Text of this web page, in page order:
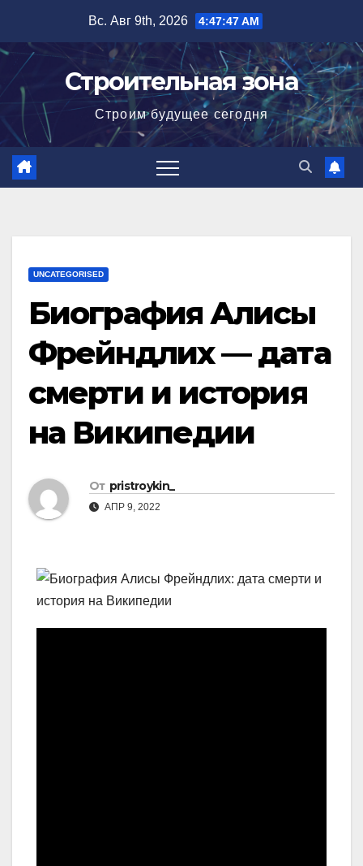
содержимому
Вс. Авг 9th, 2026 4:47:48 AM
Строительная зона
Строим будущее сегодня
UNCATEGORISED
Биография Алисы
Фрейндлих — дата
смерти и история
на Википедии
От pristroykin_
АПР 9, 2022